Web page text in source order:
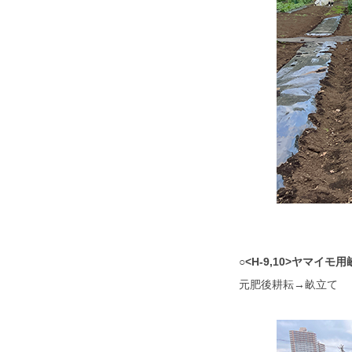
○<H-9,10>ヤマイモ用
元肥後耕耘→畝立て